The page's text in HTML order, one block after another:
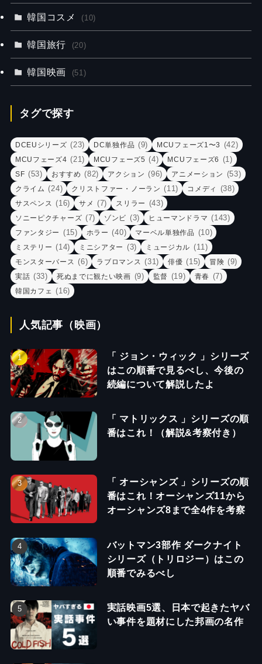
韓国コスメ (10)
韓国旅行 (20)
韓国映画 (51)
タグで探す
DCEUシリーズ (23) DC単独作品 (9) MCUフェーズ1〜3 (42)
MCUフェーズ4 (21) MCUフェーズ5 (4) MCUフェーズ6 (1)
SF (53) おすすめ (82) アクション (96) アニメーション (53)
クライム (24) クリストファー・ノーラン (11) コメディ (38)
サスペンス (16) サメ (7) スリラー (43)
ソニーピクチャーズ (7) ゾンビ (3) ヒューマンドラマ (143)
ファンタジー (15) ホラー (40) マーベル単独作品 (10)
ミステリー (14) ミニシアター (3) ミュージカル (11)
モンスターバース (6) ラブロマンス (31) 俳優 (15) 冒険 (9)
実話 (33) 死ぬまでに観たい映画 (9) 監督 (19) 青春 (7)
韓国カフェ (16)
人気記事（映画）
「 ジョン・ウィック 」シリーズ
はこの順番で見るべし、今後の
続編について解説したよ
「 マトリックス 」シリーズの順
番はこれ！（解説&考察付き）
「 オーシャンズ 」シリーズの順
番はこれ！オーシャンズ11から
オーシャンズ8まで全4作を考察
バットマン3部作 ダークナイト
シリーズ（トリロジー）はこの
順番でみるべし
実話映画5選、日本で起きたヤバ
い事件を題材にした邦画の名作